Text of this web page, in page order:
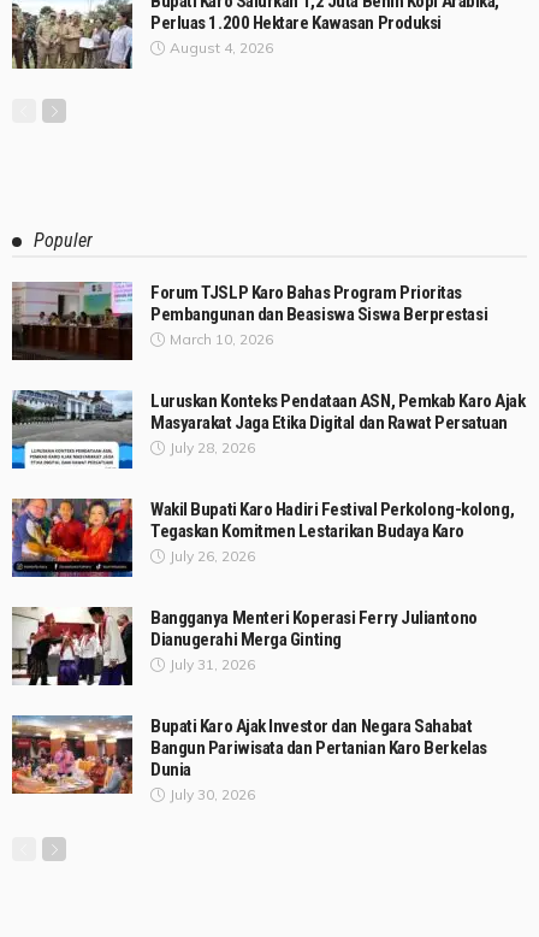
Perluas 1.200 Hektare Kawasan Produksi
August 4, 2026
Populer
Forum TJSLP Karo Bahas Program Prioritas
Pembangunan dan Beasiswa Siswa Berprestasi
March 10, 2026
Luruskan Konteks Pendataan ASN, Pemkab Karo Ajak
Masyarakat Jaga Etika Digital dan Rawat Persatuan
July 28, 2026
Wakil Bupati Karo Hadiri Festival Perkolong-kolong,
Tegaskan Komitmen Lestarikan Budaya Karo
July 26, 2026
Bangganya Menteri Koperasi Ferry Juliantono
Dianugerahi Merga Ginting
July 31, 2026
Bupati Karo Ajak Investor dan Negara Sahabat
Bangun Pariwisata dan Pertanian Karo Berkelas
Dunia
July 30, 2026